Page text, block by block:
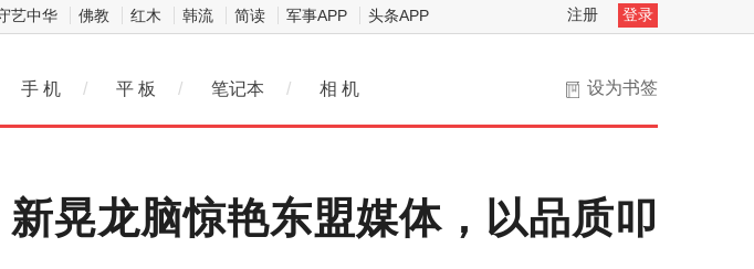
艺中华 佛教 红木 韩流 简读 军事APP 头条APP 注册 登录
设为书签
手 机 / 平 板 / 笔记本 / 相 机
晃龙脑惊艳东盟媒体，以品质叩